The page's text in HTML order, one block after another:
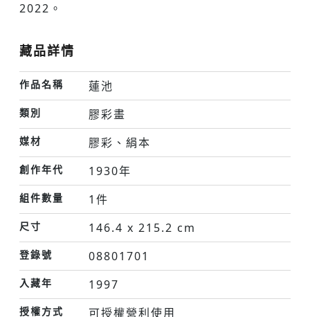
2022。
藏品詳情
作品名稱 蓮池
類別 膠彩畫
媒材 膠彩、絹本
創作年代 1930年
組件數量 1件
尺寸 146.4 x 215.2 cm
登錄號 08801701
入藏年 1997
授權方式 可授權營利使用